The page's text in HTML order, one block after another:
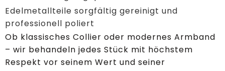
Edelmetallteile sorgfältig gereinigt und
professionell poliert
Ob klassisches Collier oder modernes Armband
– wir behandeln jedes Stück mit höchstem
Respekt vor seinem Wert und seiner